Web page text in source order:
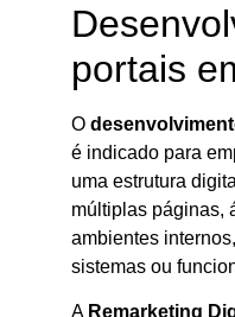
portais
O
é indicado para
uma estrutura
múltiplas páginas,
ambientes
sistemas ou
A Remarketing